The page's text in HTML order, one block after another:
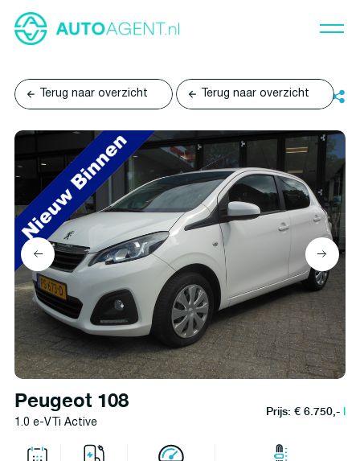
Terug naar overzicht Terug naar overzicht
Peugeot 108
1.0 e-VTi Active
Prijs: € 6.750,-l